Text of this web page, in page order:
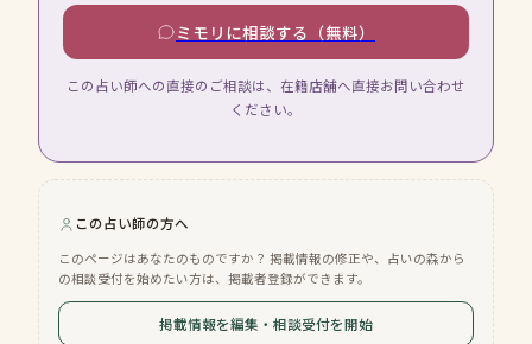
ミモリに相談する（無料）
この占い師への直接のご相談は、在籍店舗へ直接お問い合わせ
ください。
この占い師の方へ
このページはあなたのものですか？ 掲載情報の修正や、占いの森から
の相談受付を始めたい方は、掲載者登録ができます。
掲載情報を編集・相談受付を開始